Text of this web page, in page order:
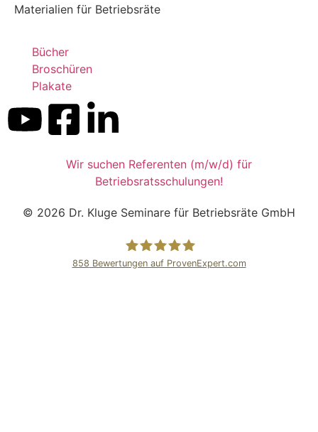
Materialien für Betriebsräte
Bücher
Broschüren
Plakate
Wir suchen Referenten (m/w/d) für
Betriebsratsschulungen!
© 2026 Dr. Kluge Seminare für Betriebsräte GmbH
858 Bewertungen auf ProvenExpert.com